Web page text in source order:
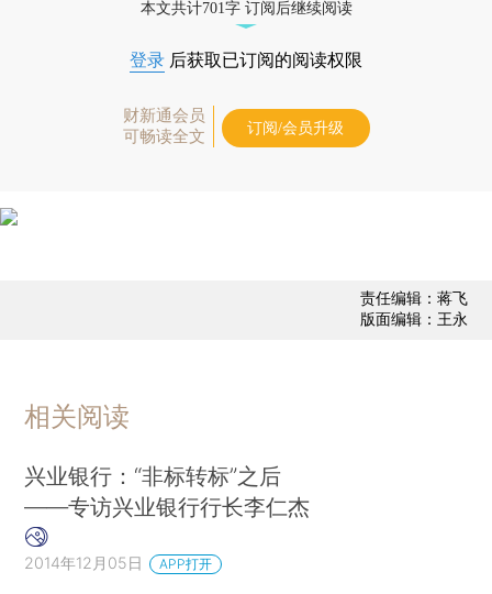
本文共计701字 订阅后继续阅读
登录 后获取已订阅的阅读权限
财新通会员
可畅读全文
订阅/会员升级
责任编辑：蒋飞
版面编辑：王永
相关阅读
兴业银行：“非标转标”之后
——专访兴业银行行长李仁杰
2014年12月05日 APP打开